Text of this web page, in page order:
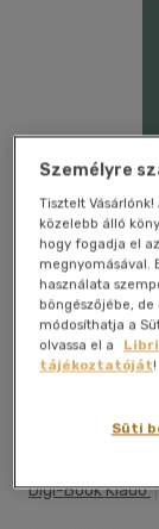
Digi-Book Kiadó
Személyre
Tisztelt
közelebb álló
hogy fogadja el
megnyomásával.
használata
böngészőjébe,
módosíthatja a
olvassa el a
tájékoztatóját!
Süti